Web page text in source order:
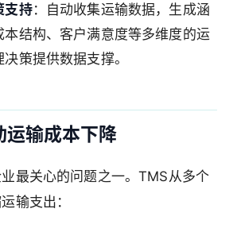
支持：自动收集运输数据，生成涵
本结构、客户满意度等多维度的运
策提供数据支撑。
输成本下降
最关心的问题之一。TMS从多个
输支出：